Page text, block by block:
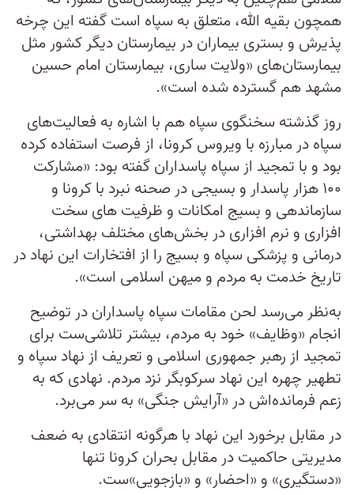
همچون بقیه الله، متعلق به سپاه است گفته این چرخه
پذیرش و بستری بیماران در بیمارستان دیگر کشور مثل
بیمارستان‌های «ولایت ساری، بیمارستان امام حسین
مشهد هم گسترده شده است».
روز گذشته سخنگوی سپاه هم با اشاره به فعالیت‌های
سپاه در مبارزه با ویروس کرونا، از فرصت استفاده کرده
بود و با تمجید از سپاه پاسداران گفته بود: «مشارکت
۱۰۰ هزار پاسدار و بسیجی در صحنه نبرد با کرونا و
سازماندهی و بسیج امکانات و ظرفیت های سخت
افزاری و نرم افزاری در بخش‌های مختلف بهداشتی،
درمانی و پزشکی سپاه و بسیج را از افتخارات این نهاد در
تاریخ خدمت به مردم و میهن اسلامی است».
به‌نظر می‌رسد لحن مقامات سپاه پاسداران در توضیح
انجام «وظایف» خود به مردم، بیشتر تلاشی‌ست برای
تمجید از رهبر جمهوری اسلامی و تعریف از نهاد سپاه و
تطهیر چهره این نهاد سرکوبگر نزد مردم. نهادی که به
زعم فرمانده‌اش در «آرایش جنگی» به سر می‌برد.
در مقابل برخورد این نهاد با هرگونه انتقادی به ضعف
مدیریتی حاکمیت در مقابل بحران کرونا تنها
«دستگیری» و «احضار» و «بازجویی»‌ست.